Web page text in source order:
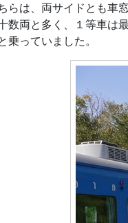
らは、両サイドとも車
数両と多く、１等車は
乗っていました。